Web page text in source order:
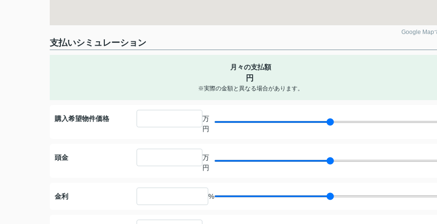
Google Map
支払いシミュレーション
月々の支払額
円
※実際の金額と異なる場合があります。
購入希望物件価格
万
円
頭金
万
円
金利 %